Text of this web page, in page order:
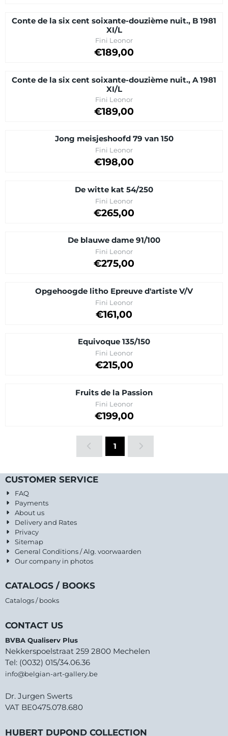
Conte de la six cent soixante-douzième nuit., B 1981
XI/L
Brand:
Fini Leonor
Price on request
€189,00
Conte de la six cent soixante-douzième nuit., A 1981
XI/L
Brand:
Fini Leonor
Price on request
€189,00
Jong meisjeshoofd 79 van 150
Brand:
Fini Leonor
Price: 198,00
€198,00
De witte kat 54/250
Brand:
Fini Leonor
Price: 265,00
€265,00
De blauwe dame 91/100
Brand:
Fini Leonor
Price: 275,00
€275,00
Opgehoogde litho Epreuve d'artiste V/V
Brand:
Fini Leonor
Price: 161,00
€161,00
Equivoque 135/150
Brand:
Fini Leonor
Price: 215,00
€215,00
Fruits de la Passion
Brand:
Fini Leonor
Price: 199,00
€199,00
1
CUSTOMER SERVICE
FAQ
Payments
About us
Delivery and Rates
Privacy
Sitemap
General Conditions / Alg. voorwaarden
Our company in photos
CATALOGS / BOOKS
Catalogs / books
CONTACT US
BVBA Qualiserv Plus
Nekkerspoelstraat 259 2800 Mechelen
Tel: (0032) 015/34.06.36
info@belgian-art-gallery.be
Dr. Jurgen Swerts
VAT BE0475.078.680
HUBERT DUPOND COLLECTION